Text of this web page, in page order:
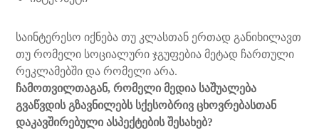
საინტერესო იქნება თუ კლასთან ერთად განიხილავთ
თუ რომელი სოციალური ჯგუფებია მეტად ჩართული
რეკლამებში და რომელი არა.
ჩამოთვილთაგან, რომელი მედია საშუალება
გვაწვდის გზავნილებს სქესობრივ ცხოვრებასთან
დაკავშირებული ასპექტების შესახებ?